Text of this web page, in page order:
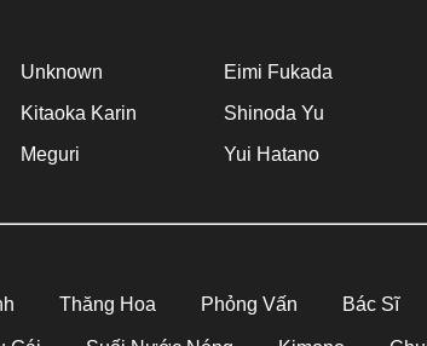
Unknown
Kitaoka Karin
Meguri
Eimi Fukada
Shinoda Yu
Yui Hatano
Thăng Hoa Phỏng Vấn Bác Sĩ